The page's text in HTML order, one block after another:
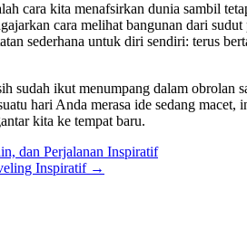
cara kita menafsirkan dunia sambil
cara melihat bangunan dari
sederhana untuk diri sendiri: terus
sudah ikut menumpang dalam
hari Anda merasa ide sedang
kita ke tempat baru.
dan Perjalanan Inspiratif
Inspiratif →